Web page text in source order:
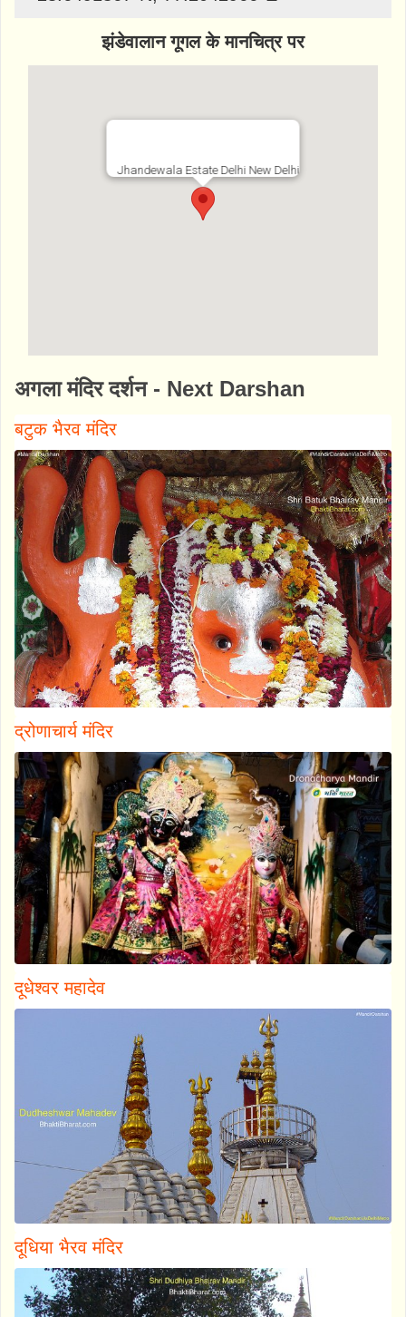
झंडेवालान गूगल के मानचित्र पर
Jhandewala Estate Delhi New Delhi
walan
अगला मंदिर दर्शन - Next Darshan
बटुक भैरव मंदिर
द्रोणाचार्य मंदिर
दूधेश्वर महादेव
दूधिया भैरव मंदिर